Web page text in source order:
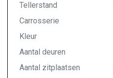
Tellerstand
Carrosserie
Kleur
Aantal deuren
Aantal zitplaatsen